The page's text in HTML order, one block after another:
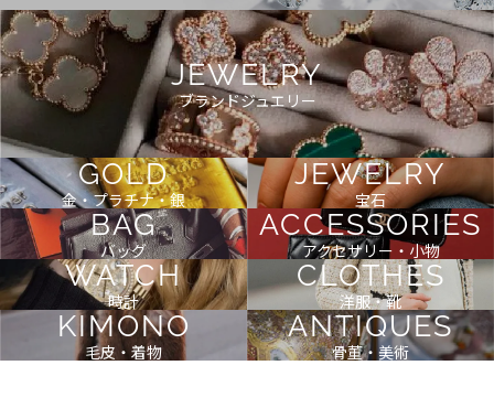
JEWELRY
ブランドジュエリー
GOLD
金・プラチナ・銀
JEWELRY
宝石
BAG
バッグ
ACCESSORIES
アクセサリー・小物
WATCH
時計
CLOTHES
洋服・靴
KIMONO
毛皮・着物
ANTIQUES
骨董・美術